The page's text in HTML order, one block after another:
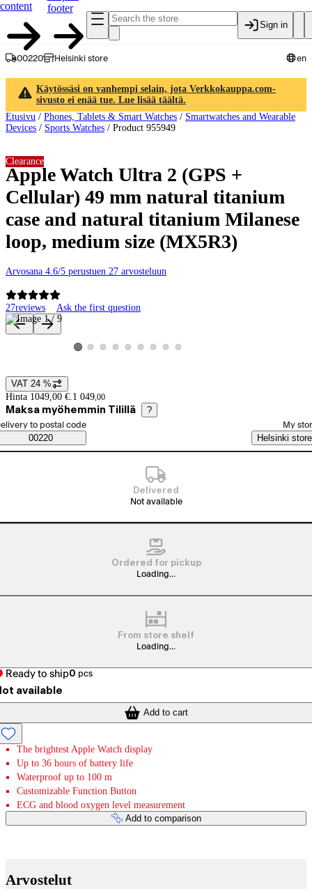
content
footer
Sign in
00220 Helsinki store en
Käytössäsi on vanhempi selain, jota Verkkokauppa.com-
sivusto ei enää tue. Lue lisää täältä.
Etusivu / Phones, Tablets & Smart Watches / Smartwatches and Wearable
Devices / Sports Watches / Product 955949
Apple Watch Ultra 2 (GPS +
Cellular) 49 mm natural titanium
case and natural titanium Milanese
loop, medium size (MX5R3)
Arvosana 4.6/5 perustuen 27 arvosteluun
27reviews Ask the first question
Clearance
Product images and videos
View product image 1
View product image 2
View product image 3
View product image 4
View product image 5
View product image 6
View product image 7
View product image 8
View product image 9
Price details
VAT 24 %
Hinta 1049,00 €. 1 049,00
Maksa myöhemmin Tilillä ?
Saatavuustiedot
order method
to postal code
00220
My
Helsinki store
Delivered
Not available
Ordered for pickup
Loading...
From store shelf
Loading...
Ready to ship0 pcs
available
Add to cart
The brightest Apple Watch display
Up to 36 hours of battery life
Waterproof up to 100 m
Customizable Function Button
ECG and blood oxygen level measurement
Add to comparison
Arvostelut